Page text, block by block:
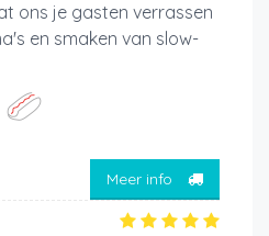
ons je gasten verrassen
en smaken van slow-
Meer info